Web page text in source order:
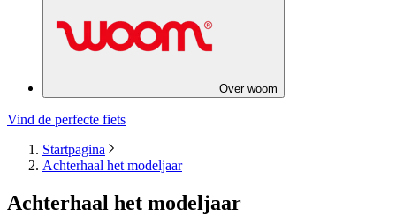
Over woom
Vind de perfecte fiets
Startpagina
Achterhaal het modeljaar
Achterhaal het modeljaar